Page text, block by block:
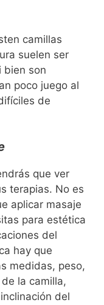
camillas
suelen ser
bien son
poco juego al
de
que ver
terapias. No es
aplicar masaje
para estética
del
hay que
medidas, peso,
la camilla,
del